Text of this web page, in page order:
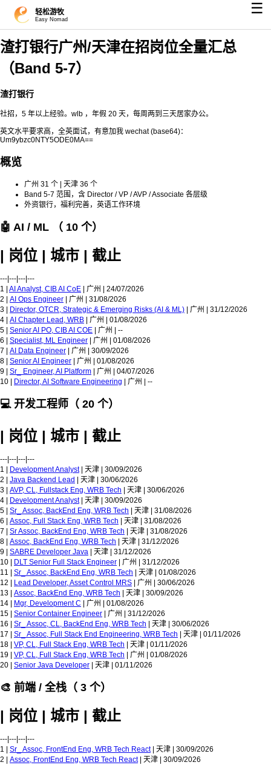
轻松游牧
Easy Nomad
☰
渣打银行广州/天津在招岗位全量汇总
（Band 5-7）
渣打银行
社招，5 年以上经验。wlb ，年假 20 天，每周两到三天居家办公。
英文水平要求高，全英面试，有意加我 wechat (base64)：
Um9ybzc0NTY5ODE0MA==
概览
广州 31 个 | 天津 36 个
Band 5-7 范围，含 Director / VP / AVP / Associate 各层级
外资银行，福利完善，英语工作环境
🤖 AI / ML （ 10 个）
| 岗位 | 城市 | 截止
---|---|---|---
1 | AI Analyst, CIB AI CoE | 广州 | 24/07/2026
2 | AI Ops Engineer | 广州 | 31/08/2026
3 |
Director, OTCR, Strategic & Emerging Risks (AI & ML) | 广州 | 31/12/2026
4 | AI Chapter Lead, WRB | 广州 | 01/08/2026
5 | Senior AI PO, CIB AI COE | 广州 | --
6 | Specialist, ML Engineer | 广州 | 01/08/2026
7 | AI Data Engineer | 广州 | 30/09/2026
8 | Senior AI Engineer | 广州 | 01/08/2026
9 | Sr_ Engineer, AI Platform | 广州 | 04/07/2026
10 |
Director, AI Software Engineering | 广州 | --
💻 开发工程师（ 20 个）
| 岗位 | 城市 | 截止
---|---|---|---
1 |
Development Analyst| 天津 | 30/09/2026
2 | Java Backend Lead
| 天津 | 30/06/2026
3 | AVP, CL, Fullstack Eng, WRB Tech | 天津 | 30/06/2026
4 |
Development Analyst| 天津 | 30/09/2026
5 | Sr_ Assoc, BackEnd Eng, WRB Tech | 天津 | 31/08/2026
6 | Assoc, Full Stack Eng, WRB Tech | 天津 | 31/08/2026
7 | Sr Assoc, BackEnd Eng, WRB Tech | 天津 | 31/08/2026
8 | Assoc, BackEnd Eng, WRB Tech | 天津 | 31/12/2026
9 | SABRE Developer Java | 天津 | 31/12/2026
10 |
DLT Senior Full Stack Engineer | 广州 | 31/12/2026
11 | Sr_ Assoc, BackEnd Eng, WRB Tech | 天津 | 01/08/2026
12 |
Lead Developer, Asset Control MRS | 广州 | 30/06/2026
13 | Assoc, BackEnd Eng, WRB Tech | 天津 | 30/09/2026
14 |
Mgr, Development C | 广州 | 01/08/2026
15 | Senior Container Engineer | 广州 | 31/12/2026
16 | Sr_ Assoc, CL, BackEnd Eng, WRB Tech | 天津 | 30/06/2026
17 | Sr_ Assoc, Full Stack End Engineering, WRB Tech | 天津 | 01/11/2026
18 | VP, CL, Full Stack Eng, WRB Tech | 天津 | 01/11/2026
19 | VP, CL, Full Stack Eng, WRB Tech | 广州 | 01/08/2026
20 | Senior Java Developer | 天津 | 01/11/2026
🎨 前端 / 全栈（ 3 个）
| 岗位 | 城市 | 截止
---|---|---|---
1 | Sr_ Assoc, FrontEnd Eng, WRB Tech React| 天津 | 30/09/2026
2 | Assoc, FrontEnd Eng, WRB Tech React| 天津 | 30/09/2026